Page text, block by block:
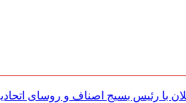
با رئیس بسیج اصناف و روسای